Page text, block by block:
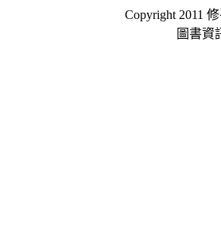
Copyright 2011
圖書資